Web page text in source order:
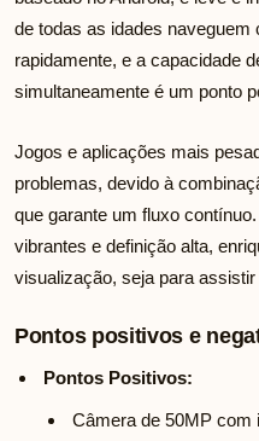
de todas as idades naveguem
rapidamente, e a capacidade
simultaneamente é um ponto
Jogos e aplicações mais
problemas, devido à
que garante um fluxo
vibrantes e definição alta,
visualização, seja para assistir
Pontos positivos e
Pontos Positivos:
Câmera de 50MP com